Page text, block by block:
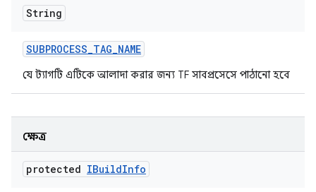
String
SUBPROCESS_TAG_NAME
যে ট্যাগটি এটিকে আলাদা করার জন্য TF সাবপ্রসেসে পাঠানো হবে
ক্ষেত্র
protected IBuildInfo